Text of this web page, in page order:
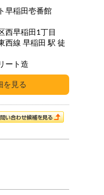
早稲田壱番館
西早稲田1丁目
線 早稲田 駅 徒
ート造